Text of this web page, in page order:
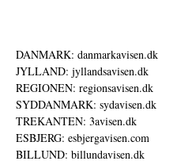
DANMARK: danmarkavisen.dk
JYLLAND: jyllandsavisen.dk
REGIONEN: regionsavisen.dk
SYDDANMARK: sydavisen.dk
TREKANTEN: 3avisen.dk
ESBJERG: esbjergavisen.com
BILLUND: billundavisen.dk